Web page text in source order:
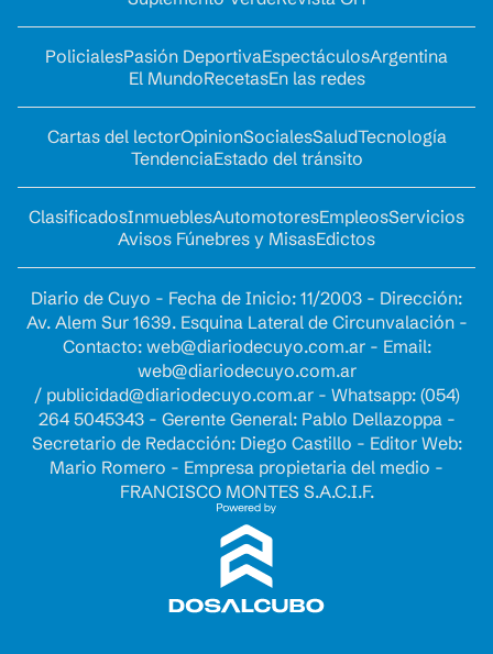
PolicialesPasión DeportivaEspectáculosArgentina
El MundoRecetasEn las redes
Cartas del lectorOpinionSocialesSaludTecnología
TendenciaEstado del tránsito
ClasificadosInmueblesAutomotoresEmpleosServicios
Avisos Fúnebres y MisasEdictos
Diario de Cuyo - Fecha de Inicio: 11/2003 - Dirección:
Av. Alem Sur 1639. Esquina Lateral de Circunvalación -
Contacto: web@diariodecuyo.com.ar- Email:
web@diariodecuyo.com.ar
/ publicidad@diariodecuyo.com.ar- Whatsapp: (054)
264 5045343 - Gerente General: Pablo Dellazoppa -
Secretario de Redacción: Diego Castillo - Editor Web:
Mario Romero - Empresa propietaria del medio -
FRANCISCO MONTES S.A.C.I.F.